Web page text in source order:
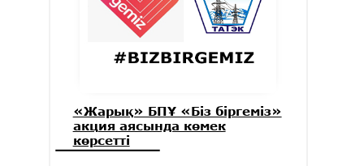
«Жарық» БПҰ «Біз біргеміз»
акция аясында көмек
көрсетті